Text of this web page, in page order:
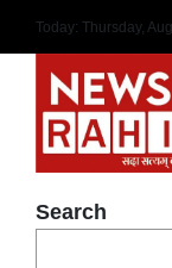
content
Today: Thursday,
Search